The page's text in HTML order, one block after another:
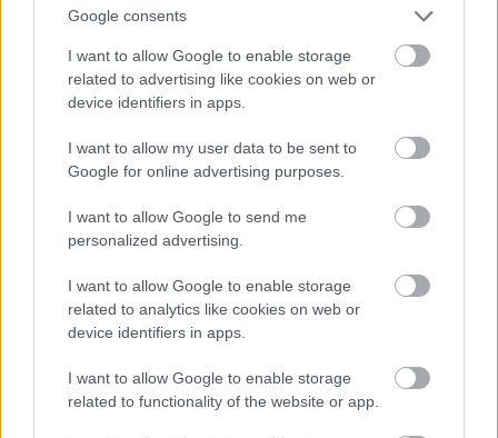
Google consents
I want to allow Google to enable storage
related to advertising like cookies on web or
device identifiers in apps.
I want to allow my user data to be sent to
Google for online advertising purposes.
I want to allow Google to send me
personalized advertising.
I want to allow Google to enable storage
related to analytics like cookies on web or
device identifiers in apps.
I want to allow Google to enable storage
related to functionality of the website or app.
Fotó: Szécsi István / Velvet
Jön még kép!